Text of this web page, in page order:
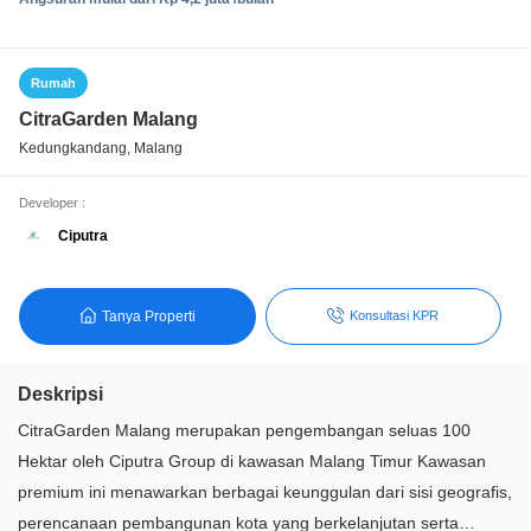
Rumah
CitraGarden Malang
Kedungkandang, Malang
Developer :
Ciputra
Tanya Properti Konsultasi KPR
Deskripsi
CitraGarden Malang merupakan pengembangan seluas 100
Hektar oleh Ciputra Group di kawasan Malang Timur Kawasan
premium ini menawarkan berbagai keunggulan dari sisi geografis,
perencanaan pembangunan kota yang berkelanjutan serta